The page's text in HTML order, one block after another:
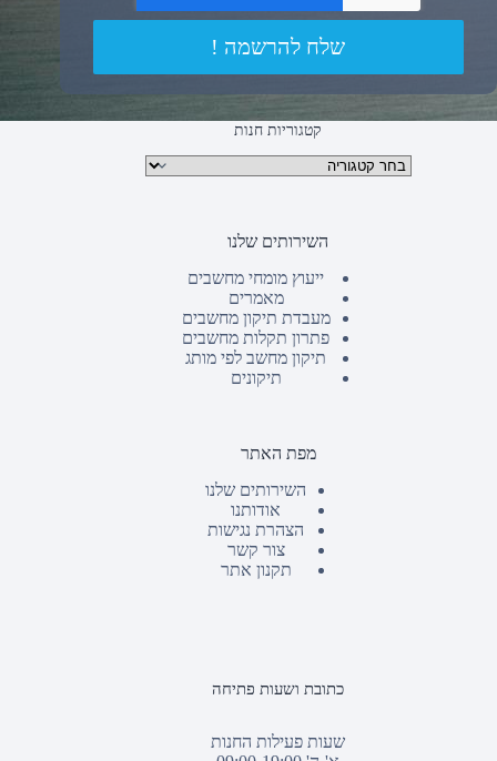
שלח להרשמה !
קטגוריות חנות
קטגוריות מוצרים
השירותים שלנו
ייעוץ מומחי מחשבים
מאמרים
מעבדת תיקון מחשבים
פתרון תקלות מחשבים
תיקון מחשב לפי מותג
תיקונים
מפת האתר
השירותים שלנו
אודותנו
הצהרת נגישות
צור קשר
תקנון אתר
כתובת ושעות פתיחה
שעות פעילות החנות